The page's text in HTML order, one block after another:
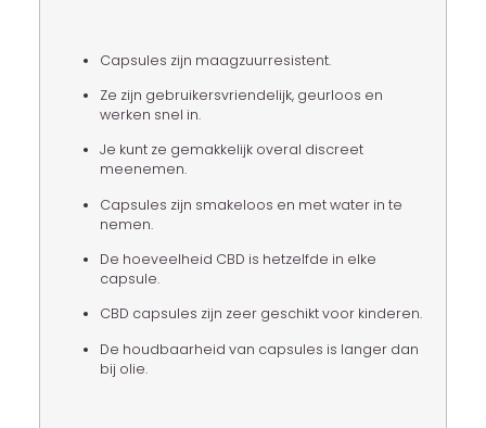
Capsules zijn maagzuurresistent.
Ze zijn gebruikersvriendelijk, geurloos en
werken snel in.
Je kunt ze gemakkelijk overal discreet
meenemen.
Capsules zijn smakeloos en met water in te
nemen.
De hoeveelheid CBD is hetzelfde in elke
capsule.
CBD capsules zijn zeer geschikt voor kinderen.
De houdbaarheid van capsules is langer dan
bij olie.